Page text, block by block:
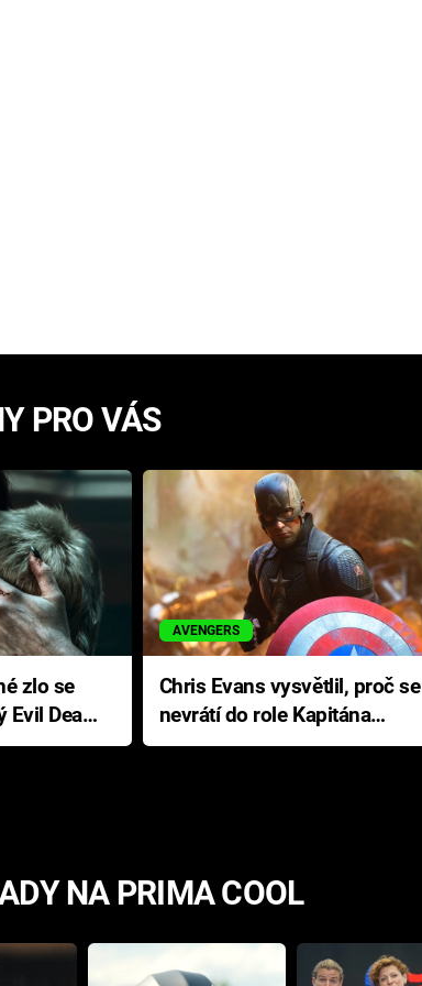
PRO VÁS
Evil Dead
AVENGERS
Chris Evans vysvětlil, proč se
nevrátí do role Kapitána
Ameriky
NA PRIMA COOL